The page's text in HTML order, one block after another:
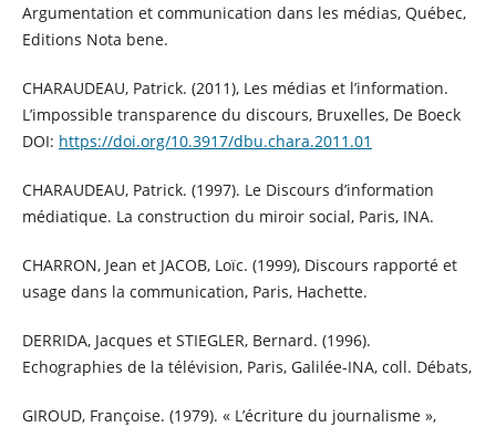
Argumentation et communication dans les médias, Québec,
Editions Nota bene.
CHARAUDEAU, Patrick. (2011), Les médias et l’information.
L’impossible transparence du discours, Bruxelles, De Boeck
DOI: https://doi.org/10.3917/dbu.chara.2011.01
CHARAUDEAU, Patrick. (1997). Le Discours d’information
médiatique. La construction du miroir social, Paris, INA.
CHARRON, Jean et JACOB, Loïc. (1999), Discours rapporté et
usage dans la communication, Paris, Hachette.
DERRIDA, Jacques et STIEGLER, Bernard. (1996).
Echographies de la télévision, Paris, Galilée-INA, coll. Débats,
GIROUD, Françoise. (1979). « L’écriture du journalisme »,